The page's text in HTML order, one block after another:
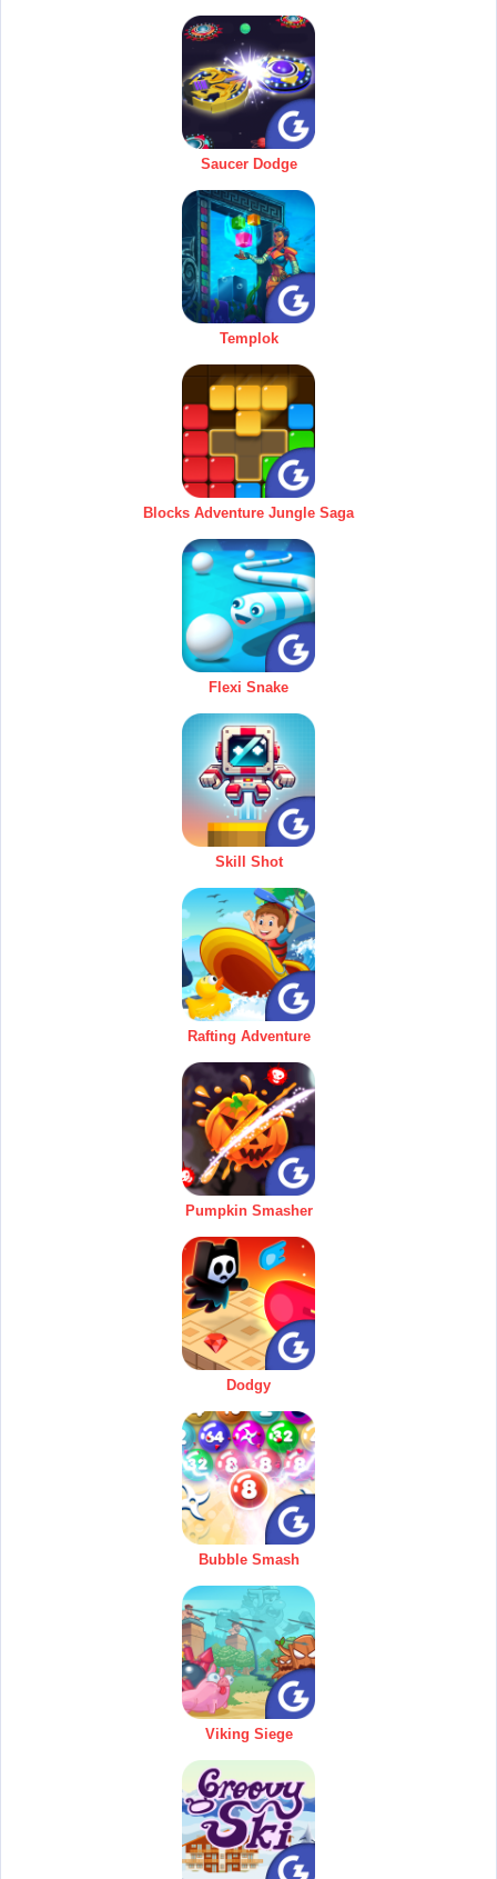
Saucer Dodge
Templok
Blocks Adventure Jungle Saga
Flexi Snake
Skill Shot
Rafting Adventure
Pumpkin Smasher
Dodgy
Bubble Smash
Viking Siege